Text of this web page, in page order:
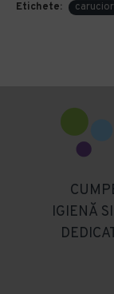
Etichete: carucior
IGIENĂ